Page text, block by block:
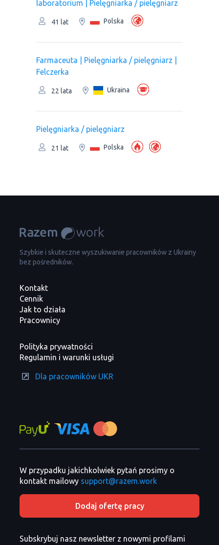
laboratorium | Pielęgniarka / pielęgniarz
41 lat Polska
Farmaceuta | Pielęgniarka / pielęgniarz |
Felczerka
22 lata Ukraina
Pielęgniarka / pielęgniarz
21 lat Polska
Szybkie i skuteczne wyszukiwanie pracowników z Ukrainy
bez pośredników.
Kontakt
Cennik
Jak to działa
Pracownicy
Polityka prywatności
Regulamin i warunki usługi
Dla pracowników UKR
W przypadku jakichkolwiek pytań prosimy o
kontakt mailowy support@razem.work
Dodaj ofertę pracy
Subskrybuj nasz newsletter z nowymi profilami